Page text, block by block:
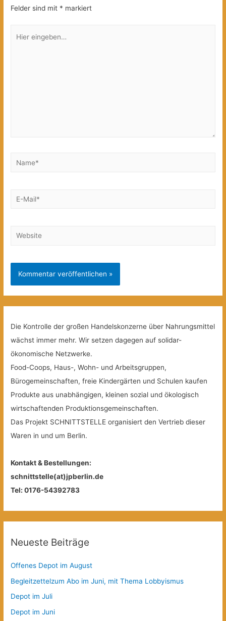
Felder sind mit * markiert
eingeben…
Name*
E-
Website
Die Kontrolle der großen Handelskonzerne über Nahrungsmittel
wächst immer mehr. Wir setzen dagegen auf solidar-
ökonomische Netzwerke.
Food-Coops, Haus-, Wohn- und Arbeitsgruppen,
Bürogemeinschaften, freie Kindergärten und Schulen kaufen
Produkte aus unabhängigen, kleinen sozial und ökologisch
wirtschaftenden Produktionsgemeinschaften.
Das Projekt SCHNITTSTELLE organisiert den Vertrieb dieser
Waren in und um Berlin.
Kontakt & Bestellungen:
schnittstelle(at)jpberlin.de
Tel: 0176-54392783
Neueste Beiträge
Offenes Depot im August
Begleitzettelzum Abo im Juni, mit Thema Lobbyismus
Depot im Juli
Depot im Juni